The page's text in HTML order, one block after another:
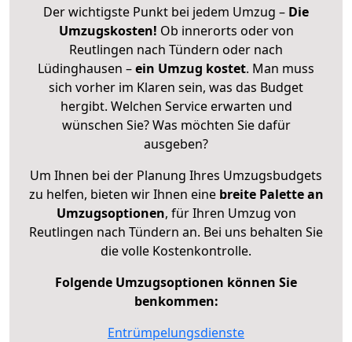
Der wichtigste Punkt bei jedem Umzug – Die
Umzugskosten! Ob innerorts oder von
Reutlingen nach Tündern oder nach
Lüdinghausen –ein Umzug kostet. Man muss
sich vorher im Klaren sein, was das Budget
hergibt. Welchen Service erwarten und
wünschen Sie? Was möchten Sie dafür
ausgeben?
Um Ihnen bei der Planung Ihres Umzugsbudgets
zu helfen, bieten wir Ihnen eine breite Palette an
Umzugsoptionen, für Ihren Umzug von
Reutlingen nach Tündern an. Bei uns behalten Sie
die volle Kostenkontrolle.
Folgende Umzugsoptionen können Sie
benkommen:
Entrümpelungsdienste